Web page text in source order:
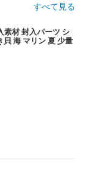
すべて見る
材 封入パーツ シ
貝 海 マリン 夏 少量